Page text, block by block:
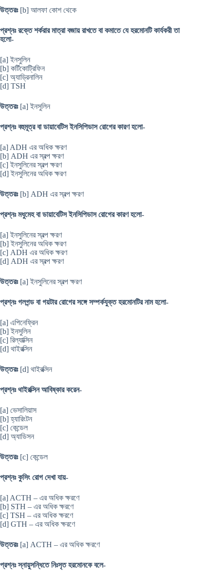
উত্তরঃ[b] আলফা কোশ থেকে
প্রশ্নঃ রক্তে শর্করার মাত্রা বজায় রাখতে বা কমাতে যে হরমোনটি কার্যকরী তা
হলো-
[a] ইনসুলিন
[b] কর্টিকোট্রিফিন
[c] অ্যাড্রিনালিন
[d] TSH
উত্তরঃ [a] ইনসুলিন
প্রশ্নঃ বহুমূত্র বা ডায়াবেটিস ইনসিপিডাস রোগের কারণ হলো-
[a] ADH এর অধিক ক্ষরণ
[b] ADH এর স্বল্প ক্ষরণ
[c] ইনসুলিনের স্বল্প ক্ষরণ
[d] ইনসুলিনের অধিক ক্ষরণ
উত্তরঃ [b] ADH এর স্বল্প ক্ষরণ
প্রশ্নঃ মধুমেহ বা ডায়াবেটিস ইনসিপিডাস রোগের কারণ হলো-
[a] ইনসুলিনের স্বল্প ক্ষরণ
[b] ইনসুলিনের অধিক ক্ষরণ
[c] ADH এর অধিক ক্ষরণ
[d] ADH এর স্বল্প ক্ষরণ
উত্তরঃ [a] ইনসুলিনের স্বল্প ক্ষরণ
প্রশ্নঃ গলগন্ড বা গয়টার রোগের সঙ্গে সম্পর্কযুক্ত হরমোনটির নাম হলো-
[a] এপিনেফ্রিন
[b] ইনসুলিন
[c] রিল্যাক্সিন
[d] থাইরক্সিন
উত্তরঃ [d] থাইরক্সিন
প্রশ্নঃ থাইরক্সিন আবিষ্কার করেন-
[a] ভেসালিয়াস
[b] হ্যারিংটন
[c] কেন্ডেল
[d] অ্যাডিসন
উত্তরঃ[c] কেন্ডেল
প্রশ্নঃ কুসিং রোগ দেখা যায়-
[a] ACTH – এর অধিক ক্ষরণে
[b] STH – এর অধিক ক্ষরণে
[c] TSH – এর অধিক ক্ষরণে
[d] GTH – এর অধিক ক্ষরণে
উত্তরঃ [a] ACTH – এর অধিক ক্ষরণে
প্রশ্নঃ স্নায়ুসন্ধিতে নিঃসৃত হরমোনকে বলে-